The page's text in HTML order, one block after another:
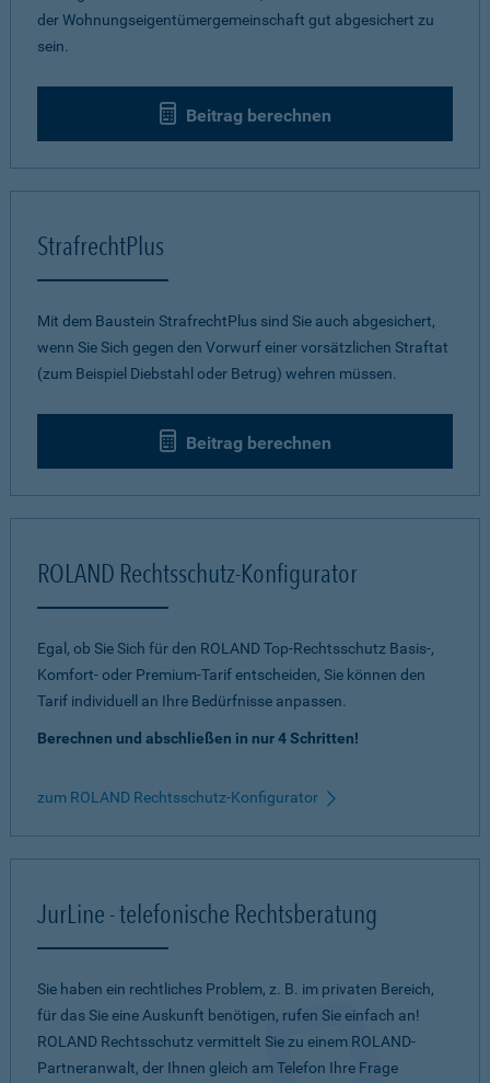
der Wohnungseigentümergemeinschaft gut abgesichert zu
sein.
Beitrag berechnen
StrafrechtPlus
Mit dem Baustein StrafrechtPlus sind Sie auch abgesichert,
wenn Sie Sich gegen den Vorwurf einer vorsätzlichen Straftat
(zum Beispiel Diebstahl oder Betrug) wehren müssen.
Beitrag berechnen
ROLAND Rechtsschutz-Konfigurator
Egal, ob Sie Sich für den ROLAND Top-Rechtsschutz Basis-,
Komfort- oder Premium-Tarif entscheiden, Sie können den
Tarif individuell an Ihre Bedürfnisse anpassen.
Berechnen und abschließen in nur 4 Schritten!
zum ROLAND Rechtsschutz-Konfigurator
JurLine - telefonische Rechtsberatung
Sie haben ein rechtliches Problem, z. B. im privaten Bereich,
für das Sie eine Auskunft benötigen, rufen Sie einfach an!
ROLAND Rechtsschutz vermittelt Sie zu einem ROLAND-
Partneranwalt, der Ihnen gleich am Telefon Ihre Frage